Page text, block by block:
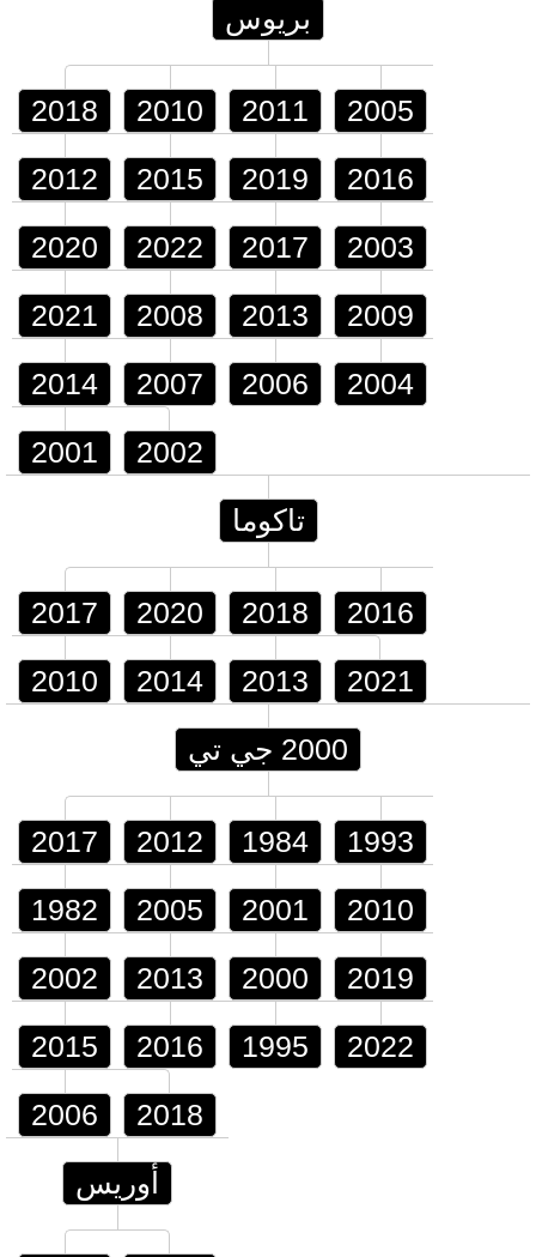
بريوس
2018 2010 2011 2005
2012 2015 2019 2016
2020 2022 2017 2003
2021 2008 2013 2009
2014 2007 2006 2004
2001 2002
تاكوما
2017 2020 2018 2016
2010 2014 2013 2021
2000 جي تي
2017 2012 1984 1993
1982 2005 2001 2010
2002 2013 2000 2019
2015 2016 1995 2022
2006 2018
أوريس